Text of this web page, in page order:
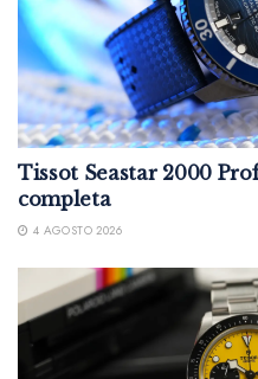
Tissot Seastar 2000
completa
4 AGOSTO 2026